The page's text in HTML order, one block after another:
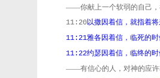
——你献上一个软弱的自己，
11:20以撒因着信，就指着
11:21雅各因着信，临死的
11:22约瑟因着信，临终的
——有信心的人，对神的应许